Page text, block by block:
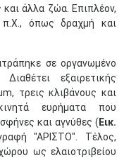
άλλα ζώα. Επιπλέον,
όπως δραχμή και
σε οργανωμένο
Διαθέτει εξαιρετικής
τρεις κλιβάνους και
ευρήματα που
και αγνύθες ( Εικ.
"ΑΡΙΣΤΟ". Τέλος,
ως ελαιοτριβείου